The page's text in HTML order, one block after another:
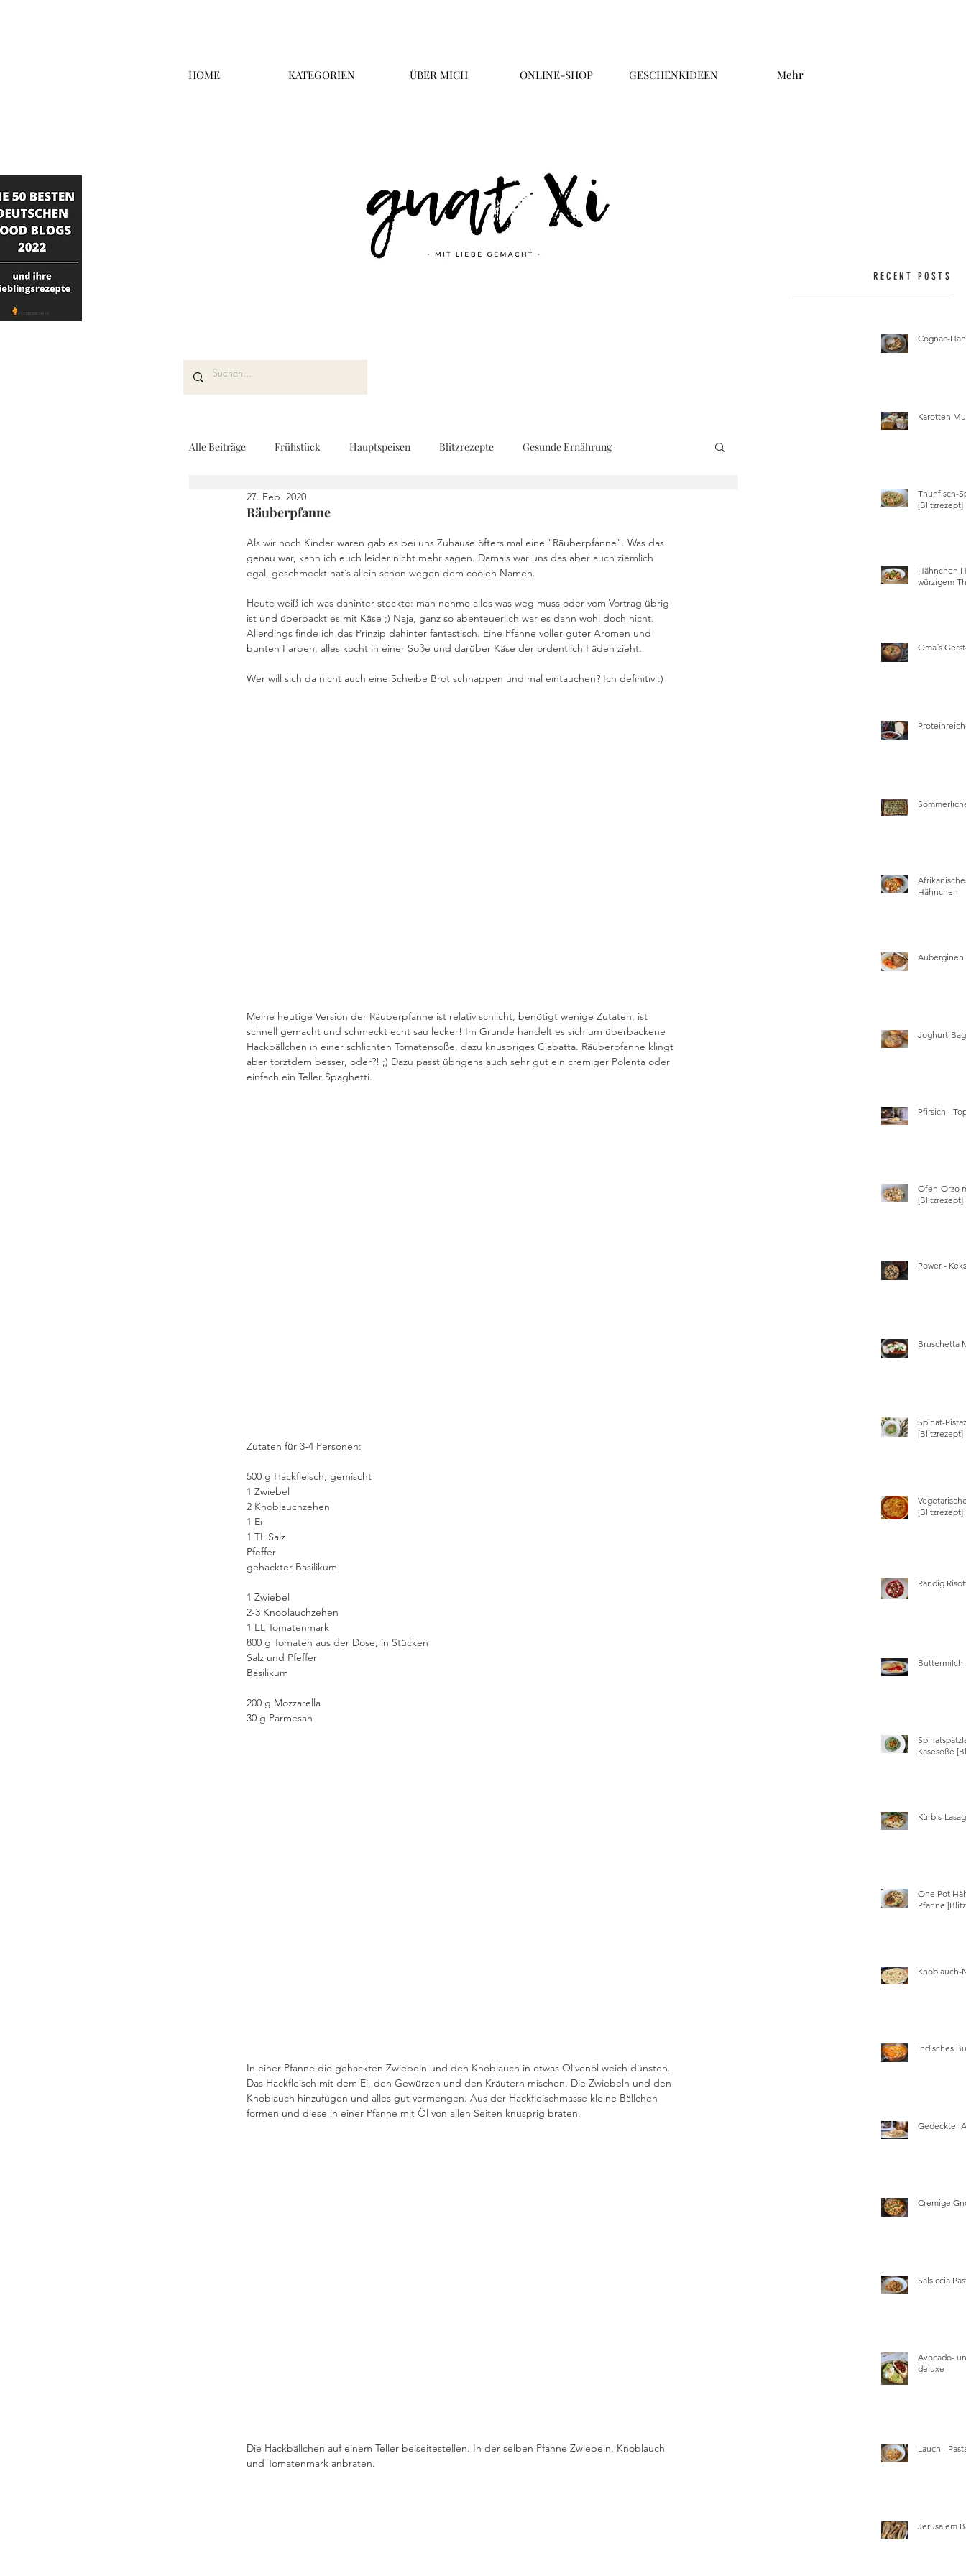
HOME KATEGORIEN ÜBER MICH ONLINE-SHOP GESCHENKIDEEN Mehr
RECENT POSTS
Alle Beiträge Frühstück Hauptspeisen Blitzrezepte Gesunde Ernährung
Kuchen und Desserts
Drinks Fingerfood Geschenke aus der Küche Kinderküche Low Carb
REZEPTKARTEN Rezeptvideo vegan Kekse und Pralinen Vegetarisch
Räuberpfanne
27. Feb. 2020
Als wir noch Kinder waren gab es bei uns Zuhause öfters mal eine "Räuberpfanne". Was das
genau war, kann ich euch leider nicht mehr sagen. Damals war uns das aber auch ziemlich
egal, geschmeckt hat´s allein schon wegen dem coolen Namen.
Heute weiß ich was dahinter steckte: man nehme alles was weg muss oder vom Vortrag übrig
ist und überbackt es mit Käse ;) Naja, ganz so abenteuerlich war es dann wohl doch nicht.
Allerdings finde ich das Prinzip dahinter fantastisch. Eine Pfanne voller guter Aromen und
bunten Farben, alles kocht in einer Soße und darüber Käse der ordentlich Fäden zieht.
Wer will sich da nicht auch eine Scheibe Brot schnappen und mal eintauchen? Ich definitiv :)
Meine heutige Version der Räuberpfanne ist relativ schlicht, benötigt wenige Zutaten, ist
schnell gemacht und schmeckt echt sau lecker! Im Grunde handelt es sich um überbackene
Hackbällchen in einer schlichten Tomatensoße, dazu knuspriges Ciabatta. Räuberpfanne klingt
aber torztdem besser, oder?! ;) Dazu passt übrigens auch sehr gut ein cremiger Polenta oder
einfach ein Teller Spaghetti.
Zutaten für 3-4 Personen:
500 g Hackfleisch, gemischt
1 Zwiebel
2 Knoblauchzehen
1 Ei
1 TL Salz
Pfeffer
gehackter Basilikum
1 Zwiebel
2-3 Knoblauchzehen
1 EL Tomatenmark
800 g Tomaten aus der Dose, in Stücken
Salz und Pfeffer
Basilikum
200 g Mozzarella
30 g Parmesan
In einer Pfanne die gehackten Zwiebeln und den Knoblauch in etwas Olivenöl weich dünsten.
Das Hackfleisch mit dem Ei, den Gewürzen und den Kräutern mischen. Die Zwiebeln und den
Knoblauch hinzufügen und alles gut vermengen. Aus der Hackfleischmasse kleine Bällchen
formen und diese in einer Pfanne mit Öl von allen Seiten knusprig braten.
Die Hackbällchen auf einem Teller beiseitestellen. In der selben Pfanne Zwiebeln, Knoblauch
und Tomatenmark anbraten.
Cognac-
Karotten
Thunfisch-
[Blitzrezept]
Hähnchen
würzigem
Oma´s
Hähnchen
Auberginen
Joghurt-
Pfirsich -
Ofen-Orzo
[Blitzrezept]
Power -
Bruschetta
Spinat-
[Blitzrezept]
[Blitzrezept]
Randig
Buttermilch
Käsesoße
Kürbis-
One Pot
Pfanne
Knoblauch-
Indisches
Gedeckter
Cremige
Salsiccia
Avocado-
deluxe
Lauch -
Jerusalem